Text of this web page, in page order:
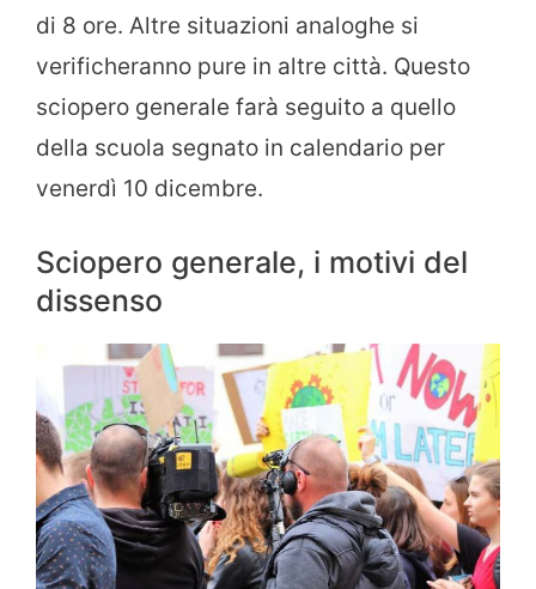
di 8 ore. Altre situazioni analoghe si
verificheranno pure in altre città. Questo
sciopero generale farà seguito a quello
della scuola segnato in calendario per
venerdì 10 dicembre.
Sciopero generale, i motivi del
dissenso